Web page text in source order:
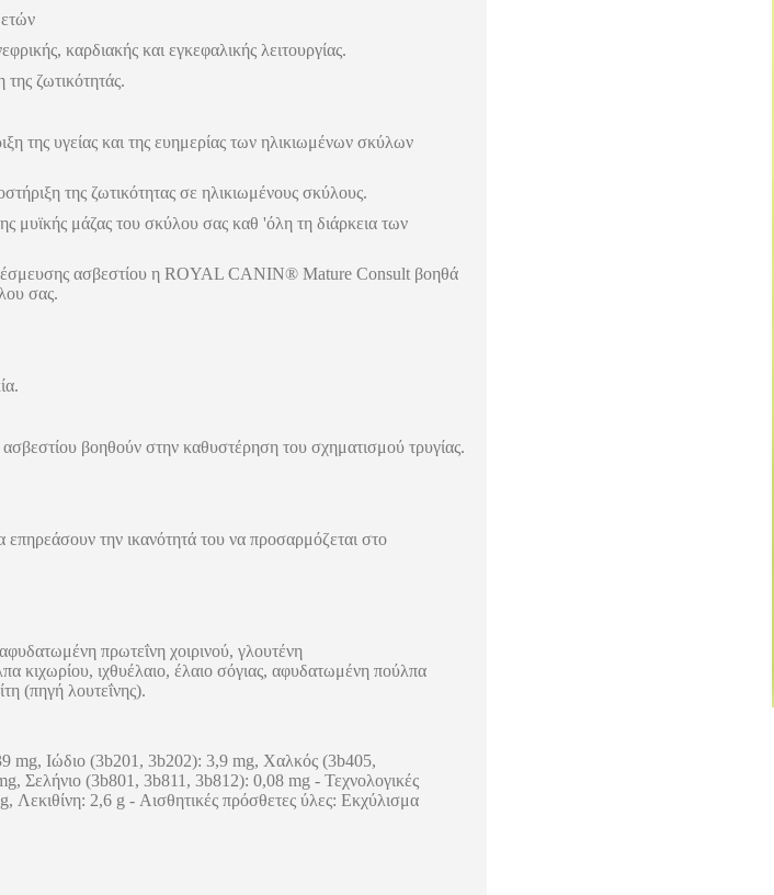
καρδιακής και εγκεφαλικής λειτουργίας.
ζωτικότητάς.
της υγείας και της ευημερίας των ηλικιωμένων σκύλων
της ζωτικότητας σε ηλικιωμένους σκύλους.
μυϊκής μάζας του σκύλου σας καθ 'όλη τη διάρκεια των
ασβεστίου η ROYAL CANIN® Mature Consult βοηθά
σας.
βοηθούν στην καθυστέρηση του σχηματισμού τρυγίας.
την ικανότητά του να προσαρμόζεται στο
πρωτεΐνη χοιρινού, γλουτένη
κιχωρίου, ιχθυέλαιο, έλαιο σόγιας, αφυδατωμένη πούλπα
(πηγή λουτεΐνης).
mg, Ιώδιο (3b201, 3b202): 3,9 mg, Χαλκός (3b405,
Σελήνιο (3b801, 3b811, 3b812): 0,08 mg - Τεχνολογικές
Λεκιθίνη: 2,6 g - Αισθητικές πρόσθετες ύλες: Εκχύλισμα